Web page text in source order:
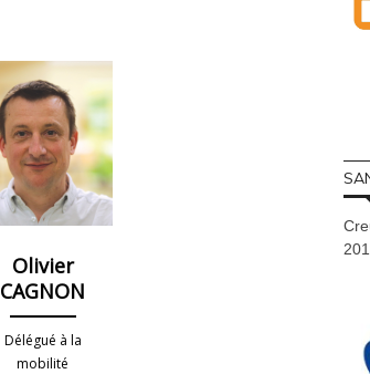
Olivier
CAGNON
Délégué à la
mobilité